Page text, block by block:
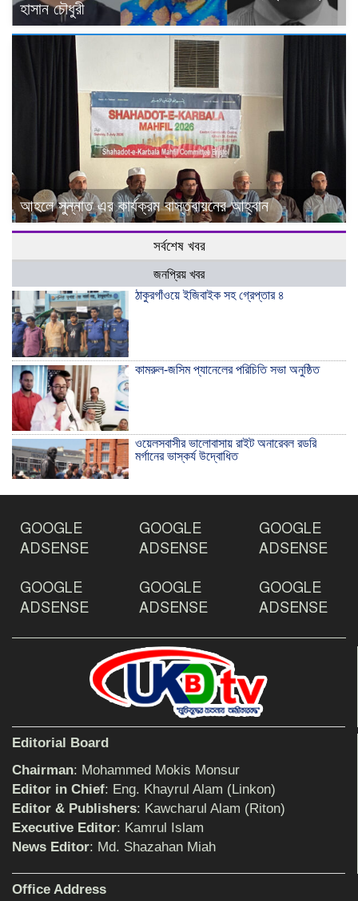
হাসান চৌধুরী
আহলে সুন্নাত এর কার্যক্রম বাস্তবায়নের আহ্বান
সর্বশেষ খবর
জনপ্রিয় খবর
ঠাকুরগাঁওয়ে ইজিবাইক সহ গ্রেপ্তার ৪
কামরুল-জসিম প্যানেলের পরিচিতি সভা অনুষ্ঠিত
ওয়েলসবাসীর ভালোবাসায় রাইট অনারেবল রডরি
মর্গানের ভাস্কর্য উদ্বোধিত
দেশ রক্ষায় প্রগতিশীল সাংবাদিকদের ভুমিকা গুরুত্বপূর্ণ
-মহিবুল হাসান চৌধুরী
আহলে সুন্নাত এর কার্যক্রম বাস্তবায়নের আহ্বান
বিমানের সিলেট-ম্যানচেস্টার সরাসরি ফ্লাইট চালু হচ্ছে
সোমবার
GOOGLE
ADSENSE
GOOGLE
ADSENSE
GOOGLE
ADSENSE
GOOGLE
ADSENSE
GOOGLE
ADSENSE
GOOGLE
ADSENSE
Editorial Board
Chairman: Mohammed Mokis Monsur
Editor in Chief: Eng. Khayrul Alam (Linkon)
Editor & Publishers: Kawcharul Alam (Riton)
Executive Editor: Kamrul Islam
News Editor: Md. Shazahan Miah
Office Address